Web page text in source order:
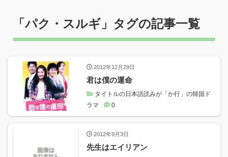
「パク・スルギ 」タグの記事一覧
2012年12月29日
君は僕の運命
タイトルの日本語読みが「か行」の韓国ド
ラマ
0
2012年9月3日
先生はエイリアン